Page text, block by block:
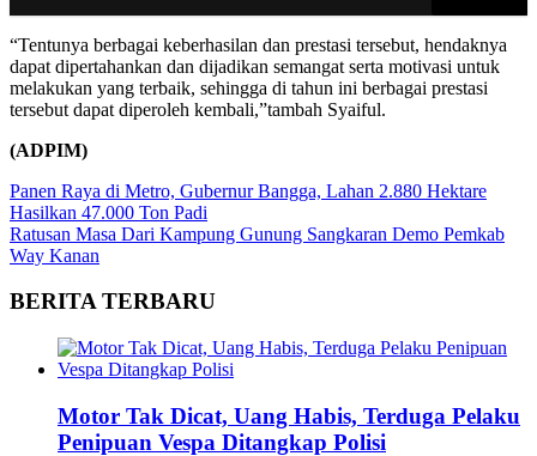
“Tentunya berbagai keberhasilan dan prestasi tersebut, hendaknya
dapat dipertahankan dan dijadikan semangat serta motivasi untuk
melakukan yang terbaik, sehingga di tahun ini berbagai prestasi
tersebut dapat diperoleh kembali,”tambah Syaiful.
(ADPIM)
Navigasi
pos
Panen Raya di Metro, Gubernur Bangga, Lahan 2.880 Hektare
Hasilkan 47.000 Ton Padi
Ratusan Masa Dari Kampung Gunung Sangkaran Demo Pemkab
Way Kanan
BERITA TERBARU
Motor Tak Dicat, Uang Habis, Terduga Pelaku
Penipuan Vespa Ditangkap Polisi